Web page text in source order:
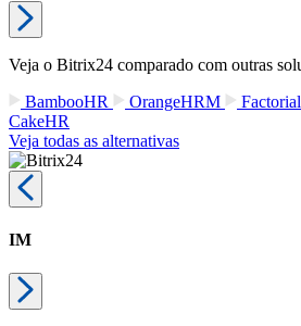
Veja o Bitrix24 comparado com outras
BambooHR
OrangeHRM
CakeHR
Veja todas as alternativas
IM